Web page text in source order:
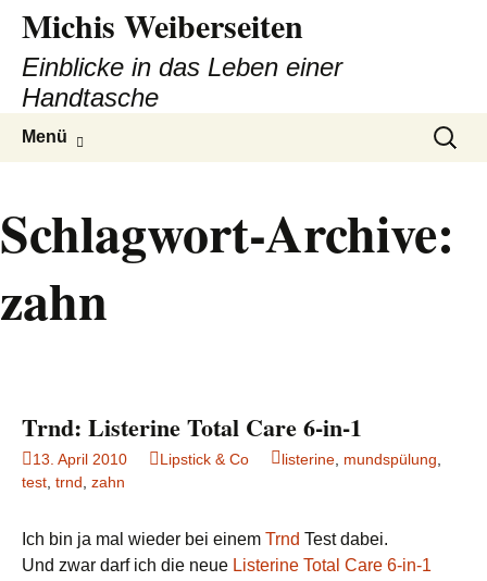
Michis Weiberseiten
Einblicke in das Leben einer
Handtasche
Menü
Suchen
nach:
Schlagwort-Archive:
zahn
Trnd: Listerine Total Care 6-in-1
13. April 2010 Lipstick & Co listerine mundspülung
test trnd zahn
Ich bin ja mal wieder bei einem Trnd Test dabei.
Und zwar darf ich die neue Listerine Total Care 6-in-1